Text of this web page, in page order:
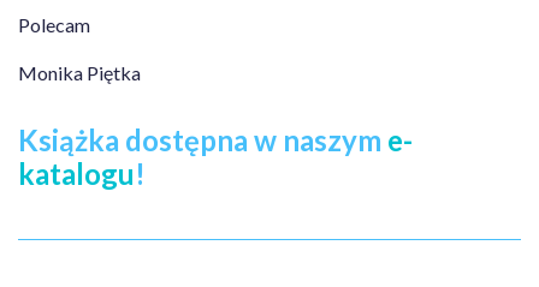
Polecam
Monika Piętka
Książka dostępna w naszym e-
katalogu!